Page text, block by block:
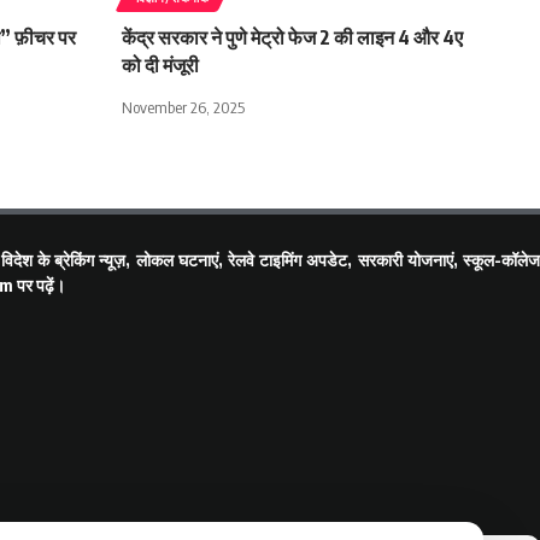
फ़ीचर पर
केंद्र सरकार ने पुणे मेट्रो फेज 2 की लाइन 4 और 4ए
को दी मंजूरी
November 26, 2025
के ब्रेकिंग न्यूज़, लोकल घटनाएं, रेलवे टाइमिंग अपडेट, सरकारी योजनाएं, स्कूल-कॉलेज
पर पढ़ें।